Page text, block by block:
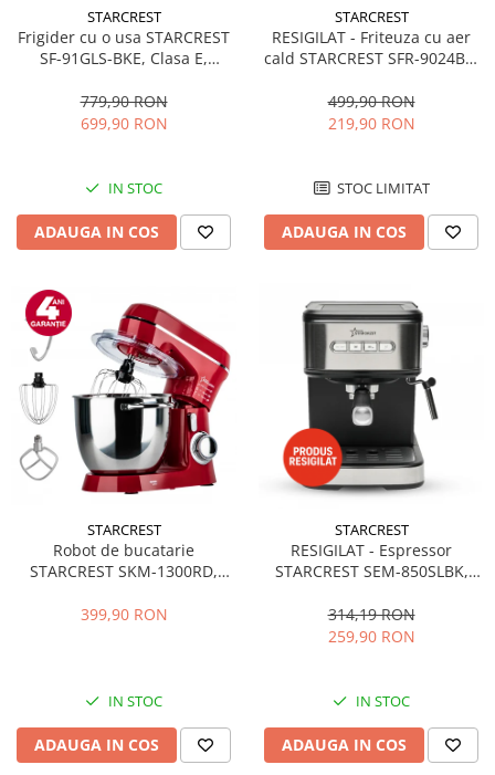
STARCREST
Frigider cu o usa STARCREST
SF-91GLS-BKE, Clasa E,
interioara, H 83 cm, Sticla
Neagra
779,90 RON
699,90 RON
IN STOC
ADAUGA IN COS
STARCREST
RESIGILAT - Friteuza cu aer
cald STARCREST SFR-9024BK,
Termostat 80 - 200 °C, 12
programe, Negru
499,90 RON
219,90 RON
STOC LIMITAT
ADAUGA IN COS
STARCREST
Robot de bucatarie
STARCREST SKM-1300RD,
Accesorii, 10 Viteze + Pulse,
399,90 RON
IN STOC
ADAUGA IN COS
STARCREST
RESIGILAT - Espressor
STARCREST SEM-850SLBK,
detasabil 1.5L, dispozitiv
spumare, filtru dublu din
314,19 RON
259,90 RON
IN STOC
ADAUGA IN COS